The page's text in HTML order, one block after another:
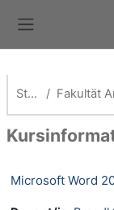
Startseite
Microsoft Word